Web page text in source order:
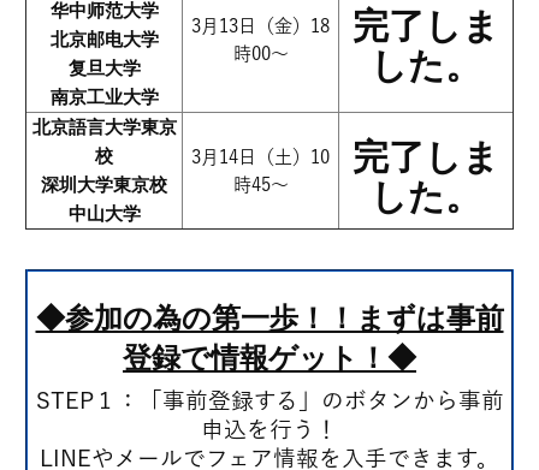
华中师范大学
北京邮电大学
复旦大学
南京工业大学
3月13日（金）18
時00～
完了しま
した。
北京語言大学東京
校
深圳大学東京校
中山大学
3月14日（土）10
時45～
完了しま
した。
◆参加の為の第一歩！！まずは事前
登録で情報ゲット！◆
STEP１：「 事前登録する
」のボタンから事前
申込を行う！
LINEやメールでフェア情報を入手できます。